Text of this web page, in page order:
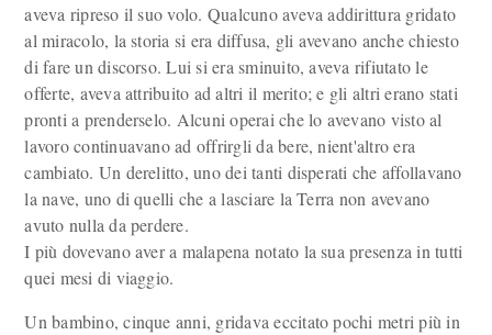
aveva ripreso il suo volo. Qualcuno aveva addirittura gridato
al miracolo, la storia si era diffusa, gli avevano anche chiesto
di fare un discorso. Lui si era sminuito, aveva rifiutato le
offerte, aveva attribuito ad altri il merito; e gli altri erano stati
pronti a prenderselo. Alcuni operai che lo avevano visto al
lavoro continuavano ad offrirgli da bere, nient'altro era
cambiato. Un derelitto, uno dei tanti disperati che affollavano
la nave, uno di quelli che a lasciare la Terra non avevano
avuto nulla da perdere.
I più dovevano aver a malapena notato la sua presenza in tutti
quei mesi di viaggio.
Un bambino, cinque anni, gridava eccitato pochi metri più in